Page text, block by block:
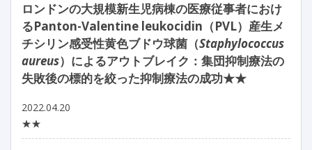
ロンドンの大規模新生児病棟の医療従事者におけ
るPanton-Valentine leukocidin（PVL）産生メ
チシリン感受性黄色ブドウ球菌（Staphylococcus
aureus）によるアウトブレイク：集団抑制療法の
失敗後の標的を絞った抑制療法の成功★★
2022.04.20
★★